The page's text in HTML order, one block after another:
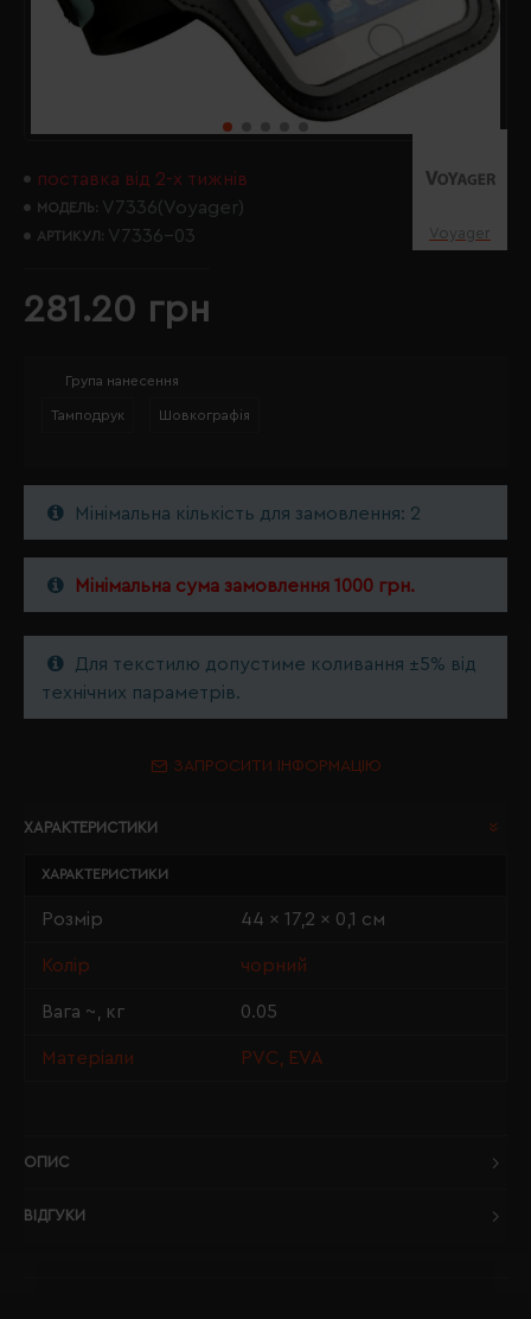
поставка від 2-х тижнів
МОДЕЛЬ: V7336(Voyager)
АРТИКУЛ: V7336-03 Voyager
281.20 грн
Група нанесення
Тамподрук Шовкографія
Мінімальна кількість для замовлення: 2
Мінімальна сума замовлення 1000 грн.
Для текстилю допустиме коливання ±5% від
технічних параметрів.
ЗАПРОСИТИ ІНФОРМАЦІЮ
ХАРАКТЕРИСТИКИ
ХАРАКТЕРИСТИКИ
Розмір 44 x 17,2 x 0,1 см
Колір чорний
Вага ~, кг 0.05
Матеріали PVC, EVA
ОПИС
ВІДГУКИ